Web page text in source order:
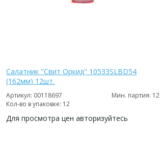
Салатник "Свит Оркид" 10533SLBD54
(162мм) 12шт.
Артикул: 00118697
Мин. партия: 12
Кол-во в упаковке: 12
Для просмотра цен авторизуйтесь